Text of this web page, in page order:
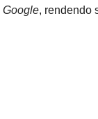
Google, rendendo